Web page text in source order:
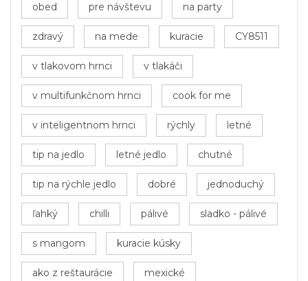
obed pre návštevu na party
zdravý na mede kuracie CY8511
v tlakovom hrnci v tlakáči
v multifunkčnom hrnci cook for me
v inteligentnom hrnci rýchly letné
tip na jedlo letné jedlo chutné
tip na rýchle jedlo dobré jednoduchý
ľahký chilli pálivé sladko - pálivé
s mangom kuracie kúsky
ako z reštaurácie mexické